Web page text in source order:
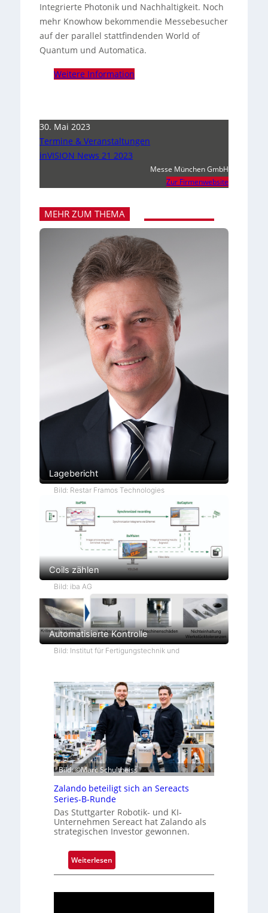
Integrierte Photonik und Nachhaltigkeit. Noch
mehr Knowhow bekommendie Messebesucher
auf der parallel stattfindenden World of
Quantum und Automatica.
Weitere Information
30. Mai 2023
Termine & Veranstaltungen
inVISION News 21 2023
Messe München GmbH
Zur Firmenwebsite
MEHR ZUM THEMA
Lagebericht
Bild: Restar Framos Technologies
Coils zählen
Bild: iba AG
Automatisierte Kontrolle
Bild: Institut für Fertigungstechnik und
Bild: ©Marc Schultheiss
Zalando beteiligt sich an Sereacts
Series-B-Runde
Das Stuttgarter Robotik- und KI-
Unternehmen Sereact hat Zalando als
strategischen Investor gewonnen.
Weiterlesen
Z